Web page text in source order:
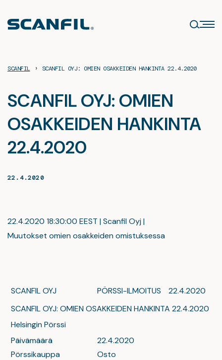
sisältöön
SCANFIL › SCANFIL OYJ: OMIEN OSAKKEIDEN HANKINTA 22.4.2020
SCANFIL OYJ: OMIEN
OSAKKEIDEN HANKINTA
22.4.2020
22.4.2020
22.4.2020 18:30:00 EEST | Scanfil Oyj |
Muutokset omien osakkeiden omistuksessa
SCANFIL OYJ PÖRSSI-ILMOITUS
22.4.2020
SCANFIL OYJ: OMIEN OSAKKEIDEN HANKINTA 22.4.2020
Helsingin Pörssi
Päivämäärä
22.4.2020
Pörssikauppa
Osto